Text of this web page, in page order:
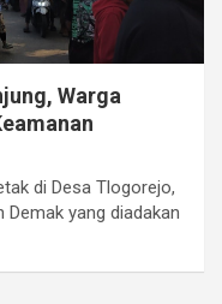
Warga
di Desa Tlogorejo,
yang diadakan